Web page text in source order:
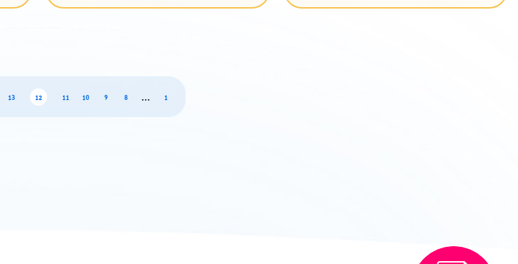
page1
…
page
8
page
9
page
10
page
11
page
12
page
13